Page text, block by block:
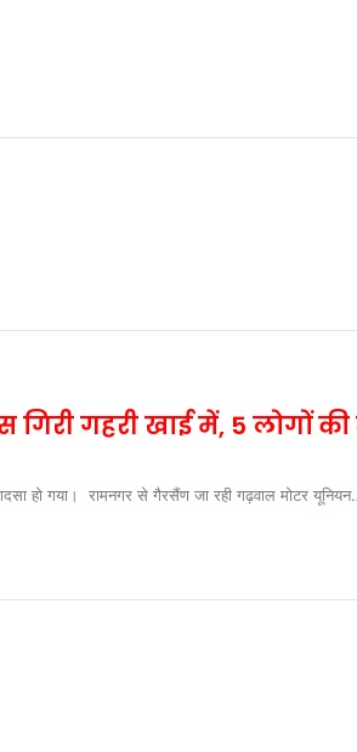
गहरी खाई में, 5 लोगों
हो गया। रामनगर से गैरसैंण जा रही गढ़वाल मोटर